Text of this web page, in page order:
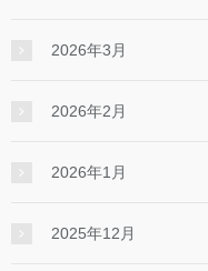
2026年3月
2026年2月
2026年1月
2025年12月